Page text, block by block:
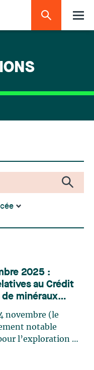
2025 :
au Crédit
minéraux
du Crédit
novembre (le
notable
l’exploration de
minières de